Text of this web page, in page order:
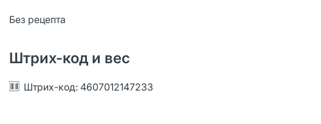
Без рецепта
Штрих-код и вес
Штрих-код: 4607012147233